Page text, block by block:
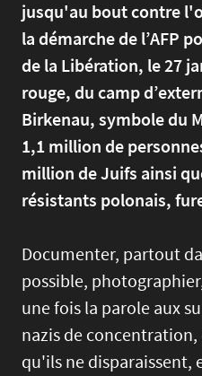
jusqu'au bout contre
la démarche de l’AFP
de la Libération, le 27
rouge, du camp
Birkenau, symbole du
1,1 million de
million de Juifs ainsi
résistants polonais,
Documenter, partout
possible,
une fois la parole aux
nazis de
qu'ils ne disparaissent,